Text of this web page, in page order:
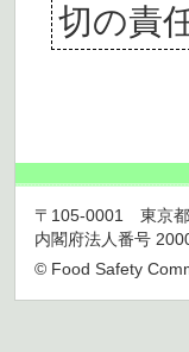
切の責
〒105-0001 東京都
内閣府法人番号
© Food Safety